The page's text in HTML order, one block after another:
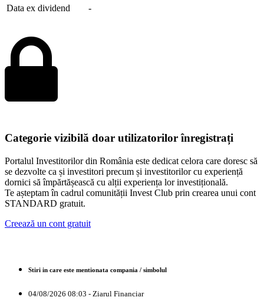
Data ex dividend -
Categorie vizibilă doar utilizatorilor înregistrați
Portalul Investitorilor din România este dedicat celora care doresc să
se dezvolte ca și investitori precum și investitorilor cu experiență
dornici să împărtășească cu alții experiența lor investițională.
Te așteptam în cadrul comunității Invest Club prin crearea unui cont
STANDARD gratuit.
Creează un cont gratuit
Stiri in care este mentionata compania / simbolul
04/08/2026 08:03 - Ziarul Financiar